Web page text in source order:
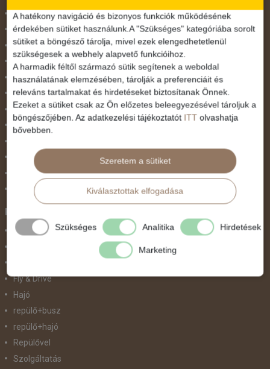
Dél-Európa
Észak-Afrika
Észak-Amerika
Észak-Európa
Hajóutak
Kelet-Európa
Közel-Kelet
Közép-Amerika
Nyugat-Afrika
Nyugat-Európa
Világ körüli körutazás
Közlekedés
Busszal
Fly & Drive
Hajó
repülő+busz
repülő+hajó
Repülővel
Szolgáltatás
A hatékony navigáció és bizonyos funkciók működésének
érdekében sütiket használunk.A "Szükséges" kategóriába sorolt
sütiket a böngésző tárolja, mivel ezek elengedhetetlenül
szükségesek a webhely alapvető funkcióihoz.
A harmadik féltől származó sütik segítenek a weboldal
használatának elemzésében, tárolják a preferenciáit és
releváns tartalmakat és hirdetéseket biztosítanak Önnek.
Ezeket a sütiket csak az Ön előzetes beleegyezésével tároljuk a
böngészőjében. Az adatkezelési tájékoztatót ITT olvashatja
bővebben.
Szeretem a sütiket
Kiválasztottak elfogadása
Szükséges Analitika Hirdetések
Marketing